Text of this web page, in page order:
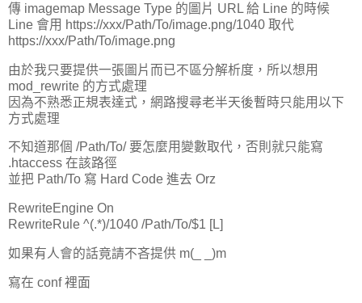
傳 imagemap Message Type 的圖片 URL 給 Line 的時候
Line 會用 https://xxx/Path/To/image.png/1040 取代
https://xxx/Path/To/image.png
由於我只要提供一張圖片而已不區分解析度，所以想用
mod_rewrite 的方式處理
因為不熟悉正規表達式，網路搜尋老半天後暫時只能用以下
方式處理
不知道那個 /Path/To/ 要怎麼用變數取代，否則就只能寫
.htaccess 在該路徑
並把 Path/To 寫 Hard Code 進去 Orz
RewriteEngine On
RewriteRule ^(.*)/1040 /Path/To/$1 [L]
如果有人會的話竟請不吝提供 m(_ _)m
寫在 conf 裡面